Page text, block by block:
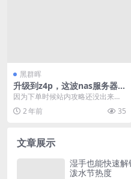
黑群晖
升级到z4p，这波nas服务器换
新补贴，真得聊下爱回收
因为下单时候站内攻略还没出来，
比如买全新oppo耳机那个，我自己
当时拿了个英特尔...
2 年前 35
文章展示
湿手也能快速
泼水节热度